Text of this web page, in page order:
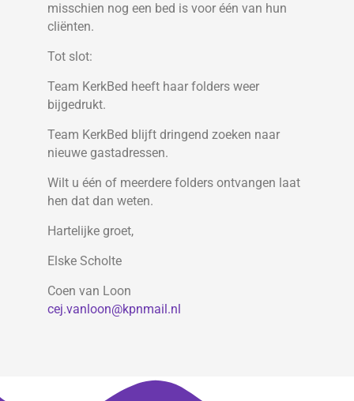
misschien nog een bed is voor één van hun
cliënten.
Tot slot:
Team KerkBed heeft haar folders weer
bijgedrukt.
Team KerkBed blijft dringend zoeken naar
nieuwe gastadressen.
Wilt u één of meerdere folders ontvangen laat
hen dat dan weten.
Hartelijke groet,
Elske Scholte
Coen van Loon
cej.vanloon@kpnmail.nl